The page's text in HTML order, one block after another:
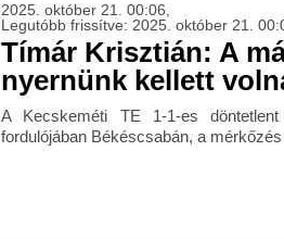
2025. október 21. 00:06,
Legutóbb frissítve: 2025. október 21.
Tímár Krisztián: A
nyernünk kellett
A Kecskeméti TE 1-1-es
fordulójában Békéscsabán, a